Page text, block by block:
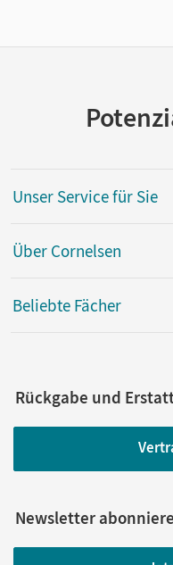
Unser Service für Sie
Über Cornelsen
Beliebte Fächer
Rückgabe und
Newsletter